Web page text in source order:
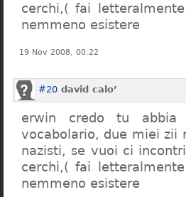
cerchi,( fai
nemmeno esistere
19 Nov 2008, 00:22
#20 david calo’
erwin credo tu abbia
vocabolario, due miei zii
nazisti, se vuoi ci
cerchi,( fai
nemmeno esistere